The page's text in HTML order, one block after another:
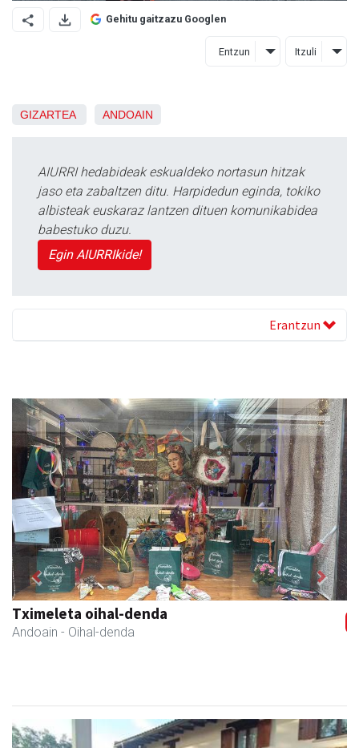
Gehitu gaitzazu Googlen
Entzun Itzuli
GIZARTEA ANDOAIN
AIURRI hedabideak eskualdeko nortasun hitzak
jaso eta zabaltzen ditu. Harpidedun eginda, tokiko
albisteak euskaraz lantzen dituen komunikabidea
babestuko duzu.
Egin AIURRIkide!
Erantzun
Ormendi kirolak
Andoain - Kirol dendak
Previous Next